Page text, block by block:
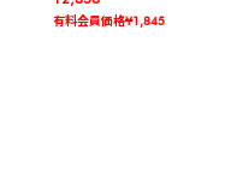
有料会員価格¥1,845